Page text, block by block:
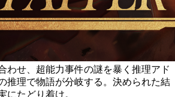
わせ、超能力事件の謎を暴く推理アド
推理で物語が分岐する。決められた結
にたどり着け。